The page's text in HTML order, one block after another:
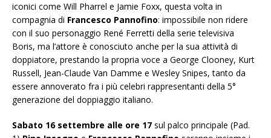
iconici come Will Pharrel e Jamie Foxx, questa volta in
compagnia di Francesco Pannofino: impossibile non ridere
con il suo personaggio René Ferretti della serie televisiva
Boris, ma l’attore è conosciuto anche per la sua attività di
doppiatore, prestando la propria voce a George Clooney, Kurt
Russell, Jean-Claude Van Damme e Wesley Snipes, tanto da
essere annoverato fra i più celebri rappresentanti della 5°
generazione del doppiaggio italiano.
Sabato 16 settembre alle ore 17 sul palco principale (Pad.